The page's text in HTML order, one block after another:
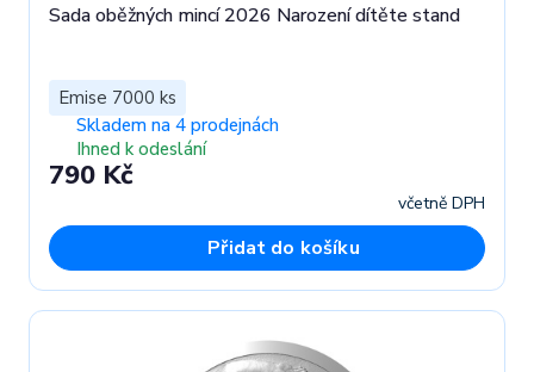
Sada oběžných mincí 2026 Narození dítěte stand
Emise 7000 ks
Skladem na 4 prodejnách
Ihned k odeslání
790 Kč
včetně DPH
Přidat do košíku